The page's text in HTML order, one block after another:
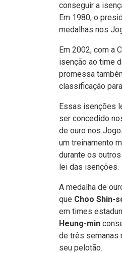
conseguir a
Em 1980, o
medalhas nos
Em 2002, com a
isenção ao time
promessa
classificação
Essas isenções
ser concedido
de ouro nos
um treinamento
durante os
lei das isenções.
A medalha de
que Choo Shin-
em times
Heung-min
de três semanas
seu pelotão.